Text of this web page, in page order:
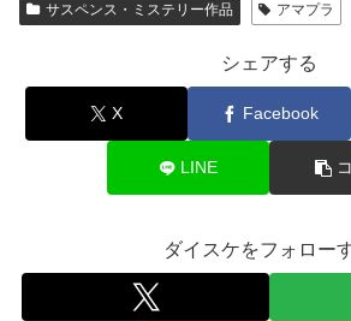
サスペンス・ミステリー作品 アマプラ
シェアする
X Facebook
LINE
ダイスケをフォロー